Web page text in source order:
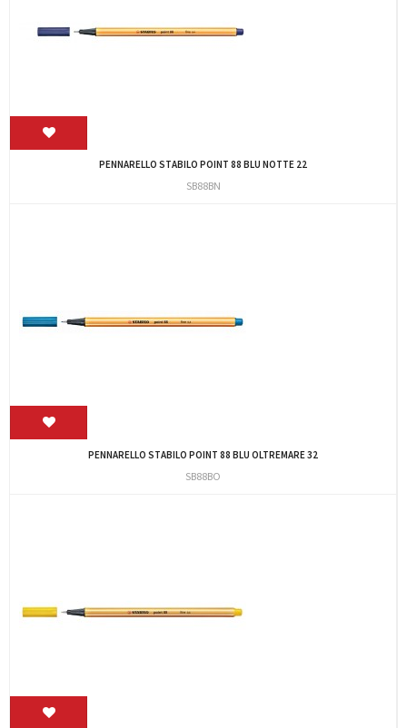
PENNARELLO STABILO POINT 88 BLU NOTTE 22
SB88BN
PENNARELLO STABILO POINT 88 BLU OLTREMARE 32
SB88BO